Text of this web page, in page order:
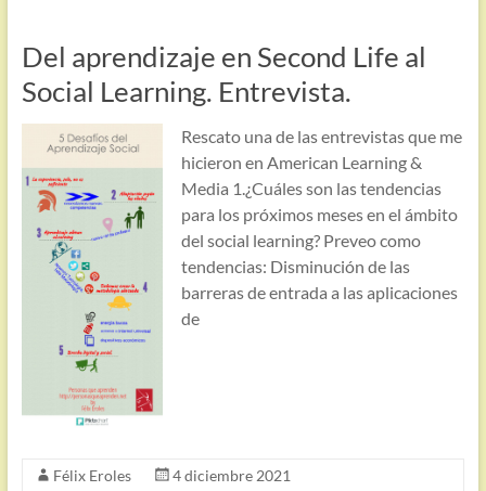
Del aprendizaje en Second Life al
Social Learning. Entrevista.
Rescato una de las entrevistas que me
hicieron en American Learning &
Media 1.¿Cuáles son las tendencias
para los próximos meses en el ámbito
del social learning? Preveo como
tendencias: Disminución de las
barreras de entrada a las aplicaciones
de
Félix Eroles
4 diciembre 2021